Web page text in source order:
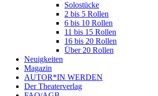
Solostücke
2 bis 5 Rollen
6 bis 10 Rollen
11 bis 15 Rollen
16 bis 20 Rollen
Über 20 Rollen
Neuigkeiten
Magazin
AUTOR*IN WERDEN
Der Theaterverlag